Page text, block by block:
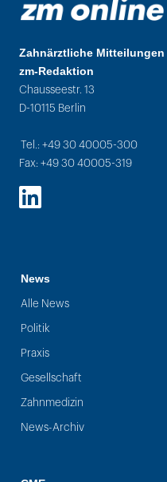
Zahnärztliche Mitteilungen
zm-Redaktion
Chausseestr. 13
D-10115 Berlin
Tel.: +49 30 40005-300
Fax: +49 30 40005-319
LinkedIn
News
Alle News
Politik
Praxis
Gesellschaft
Zahnmedizin
News-Archiv